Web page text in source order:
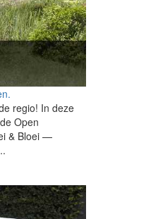
regio! In deze
Open
& Bloei —